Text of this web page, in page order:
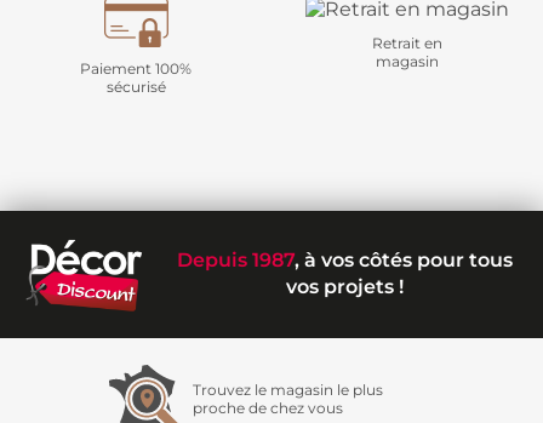
Paiement 100%
sécurisé
Retrait en
magasin
Depuis 1987, à vos côtés pour tous
vos projets !
Trouvez le magasin le plus
proche de chez vous